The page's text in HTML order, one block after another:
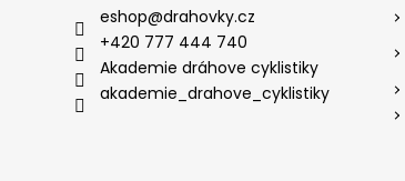
eshop@drahovky.cz
+420 777 444 740
Akademie dráhove cyklistiky
akademie_drahove_cyklistiky